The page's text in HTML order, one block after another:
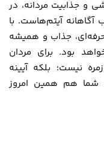
و جذابیت مردانه، در
آیتم‌هاست. با
حرفه‌ای، جذاب و همیشه
بود. برای مردان
نیست؛ بلکه آیینه
هم همین امروز